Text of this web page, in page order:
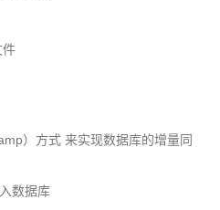
件
）方式 来实现数据库的增量同
数据库